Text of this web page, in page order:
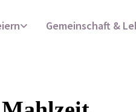
Gemeinschaft &